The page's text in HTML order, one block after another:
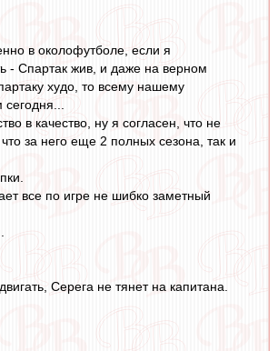
в околофутболе, если я
- Спартак жив, и даже на верном
худо, то всему нашему
в качество, ну я согласен, что не
за него еще 2 полных сезона, так и
все по игре не шибко заметный
Серега не тянет на капитана.